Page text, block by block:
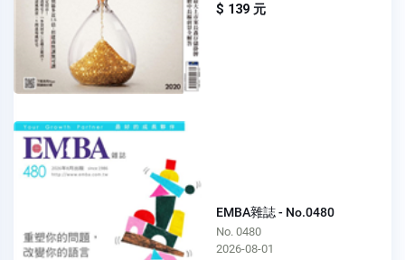
$ 139 元
EMBA雜誌 - No.0480
No. 0480
2026-08-01